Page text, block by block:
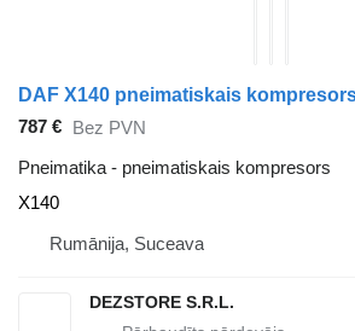
787 € Bez PVN
Pneimatika - pneimatiskais kompresors
X140
Rumānija, Suceava
DEZSTORE S.R.L.